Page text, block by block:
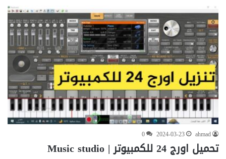
ahmad
2024-03-23
0
تحميل اورج 24 للكمبيوتر | Music studio